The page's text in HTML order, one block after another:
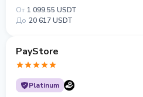
От 1 099.55 USDT
До 20 617 USDT
PayStore
Platinum